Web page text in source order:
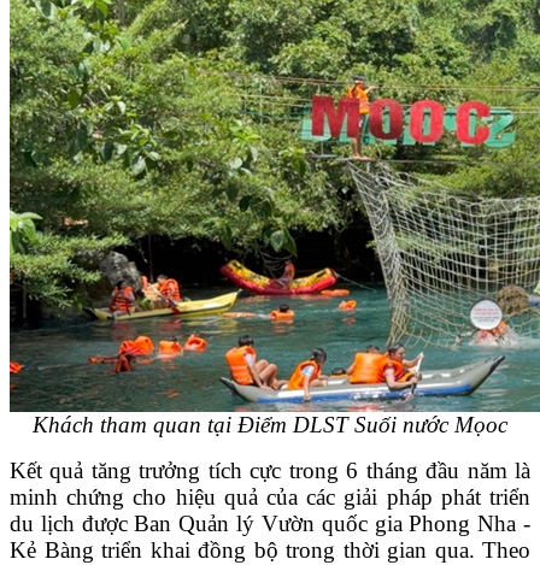
Khách tham quan tại Điểm DLST Suối nước Mọoc
Kết quả tăng trưởng tích cực trong 6 tháng đầu năm là
minh chứng cho hiệu quả của các giải pháp phát triển
du lịch được Ban Quản lý Vườn quốc gia Phong Nha -
Kẻ Bàng triển khai đồng bộ trong thời gian qua. Theo